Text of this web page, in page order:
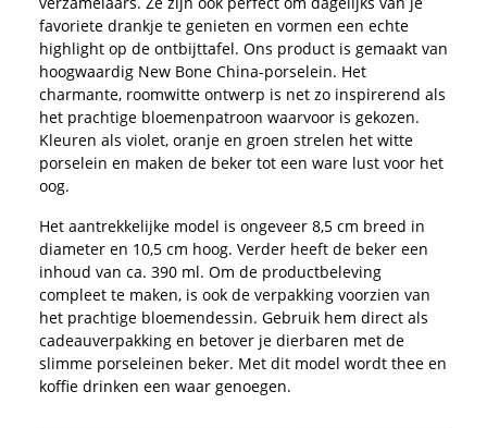
favoriete drankje te genieten en vormen een echte
highlight op de ontbijttafel. Ons product is gemaakt van
hoogwaardig New Bone China-porselein. Het
charmante, roomwitte ontwerp is net zo inspirerend als
het prachtige bloemenpatroon waarvoor is gekozen.
Kleuren als violet, oranje en groen strelen het witte
porselein en maken de beker tot een ware lust voor het
oog.
Het aantrekkelijke model is ongeveer 8,5 cm breed in
diameter en 10,5 cm hoog. Verder heeft de beker een
inhoud van ca. 390 ml. Om de productbeleving
compleet te maken, is ook de verpakking voorzien van
het prachtige bloemendessin. Gebruik hem direct als
cadeauverpakking en betover je dierbaren met de
slimme porseleinen beker. Met dit model wordt thee en
koffie drinken een waar genoegen.